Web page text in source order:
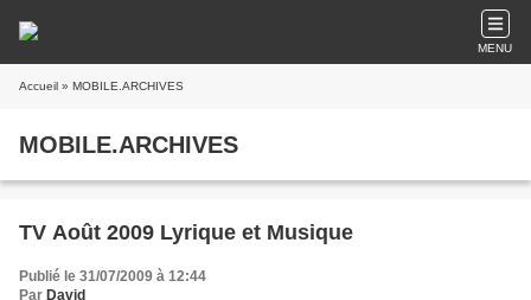
MENU
Accueil » MOBILE.ARCHIVES
MOBILE.ARCHIVES
TV Août 2009 Lyrique et Musique
Publié le 31/07/2009 à 12:44
Par David